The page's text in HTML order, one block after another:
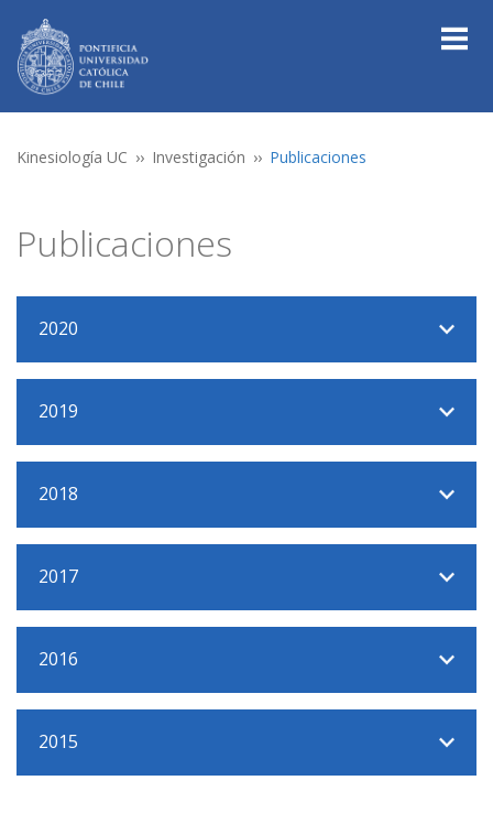
Kinesiología UC Investigación Publicaciones
Publicaciones
2020
2019
2018
2017
2016
2015